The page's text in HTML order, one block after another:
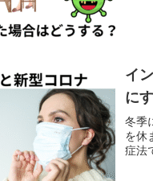
イ
に
冬季
を休
症法